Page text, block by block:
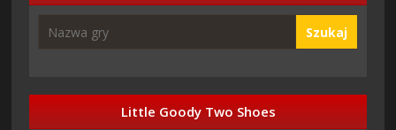
Szukaj
Little Goody Two Shoes